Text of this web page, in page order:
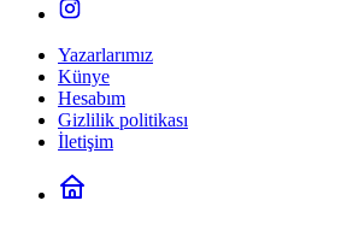
Yazarlarımız
Künye
Hesabım
Gizlilik politikası
İletişim